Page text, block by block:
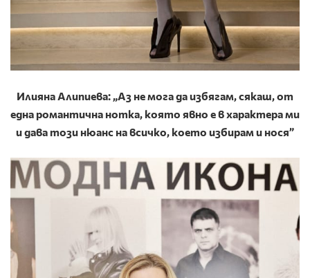
Илияна Алипиева: „Аз не мога да избягам, сякаш, от
една романтична нотка, която явно е в характера ми
и дава този нюанс на всичко, което избирам и нося”